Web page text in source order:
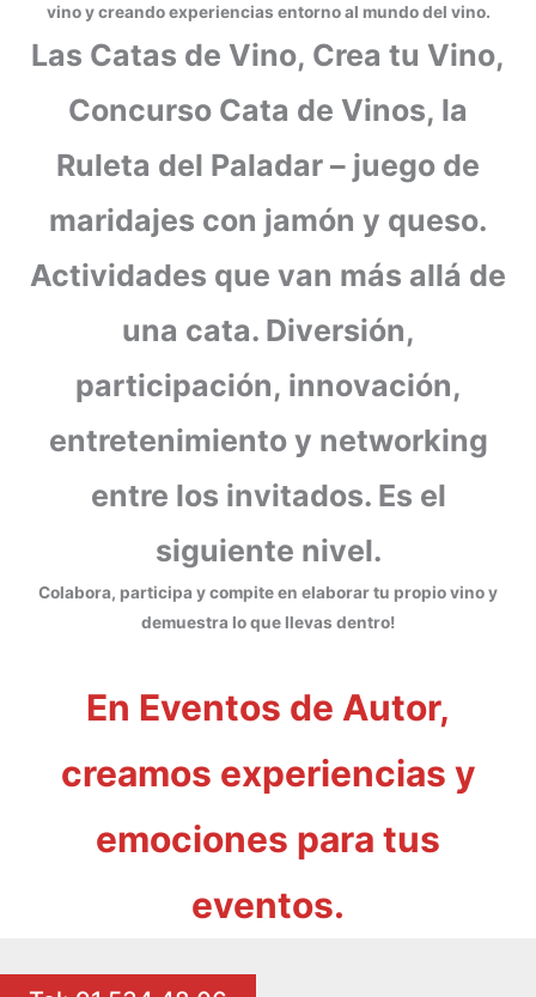
vino y creando experiencias entorno al mundo del vino.
Las Catas de Vino, Crea tu Vino,
Concurso Cata de Vinos, la
Ruleta del Paladar – juego de
maridajes con jamón y queso.
Actividades que van más allá de
una cata. Diversión,
participación, innovación,
entretenimiento y networking
entre los invitados. Es el
siguiente nivel.
Colabora, participa y compite en elaborar tu propio vino y
demuestra lo que llevas dentro!
En Eventos de Autor,
creamos experiencias y
emociones para tus
eventos.